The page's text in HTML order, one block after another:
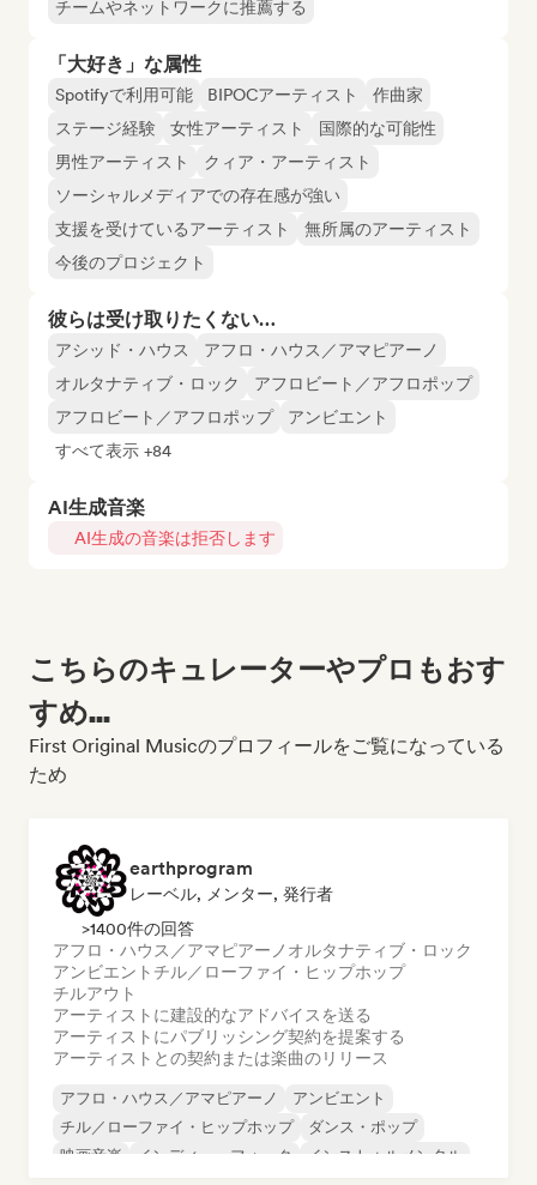
チームやネットワークに推薦する
「大好き」な属性
Spotifyで利用可能 BIPOCアーティスト
作曲家
ステージ経験
女性アーティスト
国際的な可能性
男性アーティスト
クィア・アーティスト
ソーシャルメディアでの存在感が強い
支援を受けているアーティスト
無所属のアーティスト
今後のプロジェクト
彼らは受け取りたくない…
アシッド・ハウス
アフロ・ハウス／アマピアーノ
オルタナティブ・ロック
アフロビート／アフロポップ
アフロビート／アフロポップ
アンビエント
すべて表示 +84
AI生成音楽
AI生成の音楽は拒否します
こちらのキュレーターやプロもおす
すめ...
First Original Musicのプロフィールをご覧になっている
ため
earthprogram
レーベル, メンター, 発行者
>1400件の回答
アフロ・ハウス／アマピアーノ オルタナティブ・ロック
アンビエント チル／ローファイ・ヒップホップ
チルアウト
アーティストに建設的なアドバイスを送る
アーティストにパブリッシング契約を提案する
アーティストとの契約または楽曲のリリース
アフロ・ハウス／アマピアーノ
アンビエント
チル／ローファイ・ヒップホップ
ダンス・ポップ
映画音楽
インディー・フォーク
インストゥルメンタル